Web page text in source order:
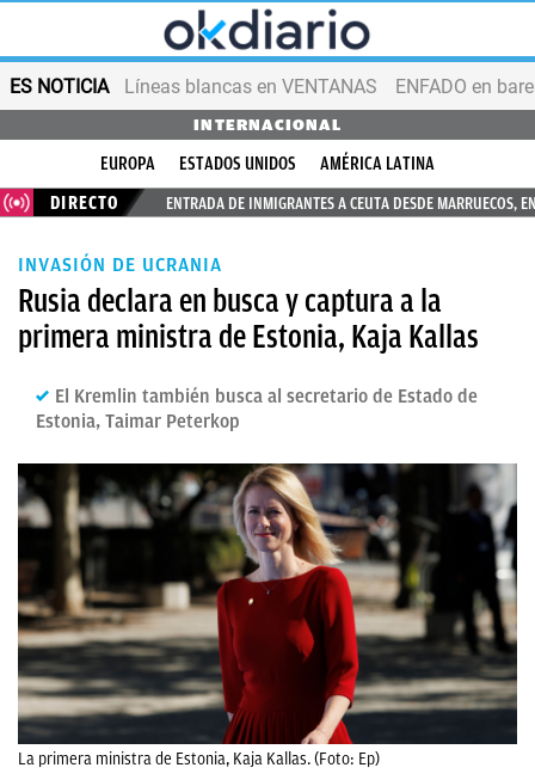
ES NOTICIA Líneas blancas en VENTANAS ENFADO en
INTERNACIONAL
EUROPA ESTADOS UNIDOS
AMÉRICA LATINA
DIRECTO
ENTRADA DE INMIGRANTES A CEUTA DESDE MARRUECOS,
INVASIÓN DE UCRANIA
Rusia declara en busca y captura a la
primera ministra de Estonia, Kaja Kallas
El Kremlin también busca al secretario de Estado de
Estonia, Taimar Peterkop
La primera ministra de Estonia, Kaja Kallas. (Foto: Ep)